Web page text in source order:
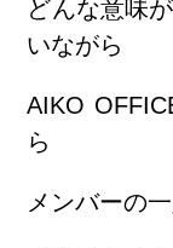
どんな意味
いながら
AIKO
ら
メンバーの